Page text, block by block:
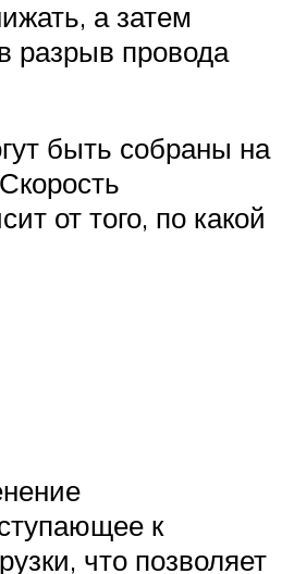
а затем
разрыв провода
быть собраны на
от того, по какой
к
что позволяет